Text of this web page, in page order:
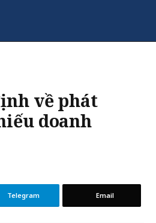
về phát
doanh
Telegram Email